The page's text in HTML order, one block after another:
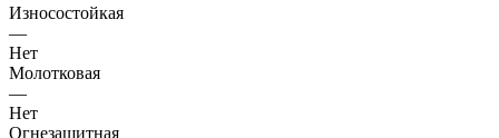
Износостойкая
—
Нет
Молотковая
—
Нет
Огнезащитная